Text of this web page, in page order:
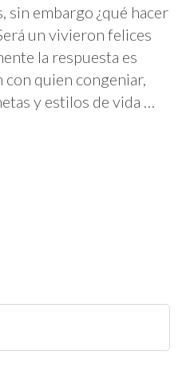
sin embargo ¿qué hacer
un vivieron felices
la respuesta es
quien congeniar,
y estilos de vida …